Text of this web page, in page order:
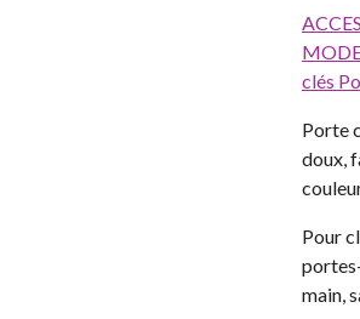
clés
Porte
doux,
Pour
main,